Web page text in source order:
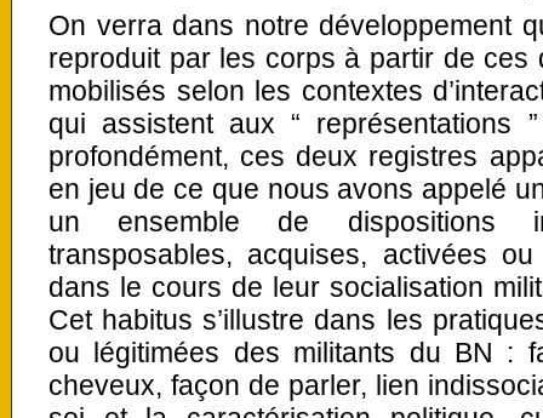
On verra dans notre développement
reproduit par les corps à partir de ces
mobilisés selon les contextes
qui assistent aux “ représentations
profondément, ces deux registres
en jeu de ce que nous avons appelé
un ensemble de dispositions
transposables, acquises, activées
dans le cours de leur socialisation
Cet habitus s’illustre dans les
ou légitimées des militants du BN :
cheveux, façon de parler, lien